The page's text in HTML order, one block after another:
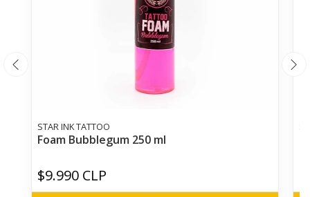
STAR INK TATTOO
Foam Bubblegum 250 ml
$9.990 CLP